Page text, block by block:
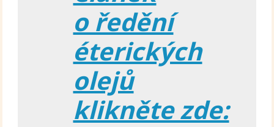
o ředění
éterických
olejů
klikněte zde: